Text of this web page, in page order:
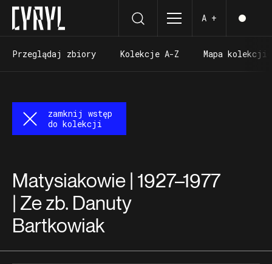
A +
Przeglądaj zbiory
Kolekcje A-Z
Mapa kolekcji
Mapa kolekcji
Matysiakowie | 1927–1977
| Ze zb. Danuty
Bartkowiak
zamknij wstęp
do kolekcji